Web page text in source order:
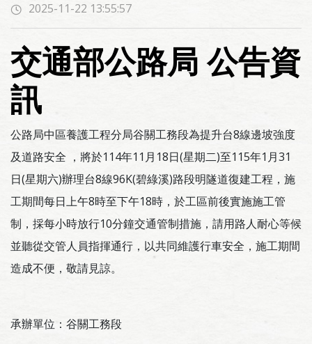
2025-11-22 13:55:57
交通部公路局 公告資
訊
公路局中區養護工程分局谷關工務段為提升台8線邊坡強度
及道路安全 ，將於114年11月18日(星期二)至115年1月31
日(星期六)辦理台8線96K(碧綠溪)路段明隧道復建工程，施
工期間每日上午8時至下午18時，於工區前後實施施工管
制，採每小時放行10分鐘交通管制措施，請用路人耐心等候
並聽從交管人員指揮通行，以共同維護行車安全，施工期間
造成不便，敬請見諒。
承辦單位：谷關工務段